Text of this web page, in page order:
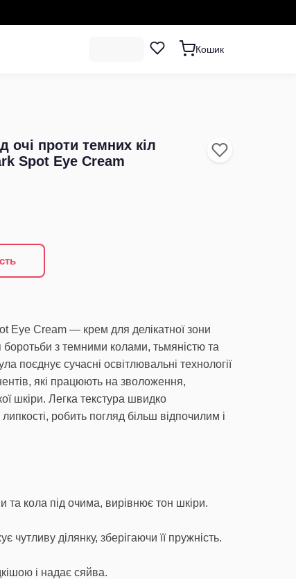
Кошик
очі проти темних кіл
Spot Eye Cream
Eye Cream — крем для делікатної зони
з темними колами, тьмяністю та
поєднує сучасні освітлювальні технології
які працюють на зволоження,
шкіри. Легка текстура швидко
робить погляд більш відпочилим і
та кола під очима, вирівнює тон шкіри.
чутливу ділянку, зберігаючи її пружність.
і надає сяйва.